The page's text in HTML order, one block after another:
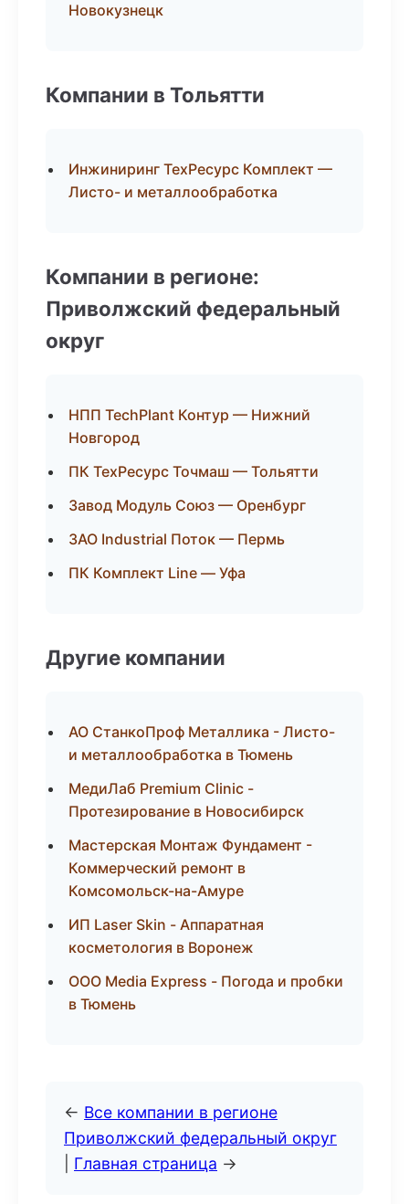
Новокузнецк
Компании в Тольятти
Инжиниринг ТехРесурс Комплект —
Листо- и металлообработка
Компании в регионе:
Приволжский федеральный
округ
НПП TechPlant Контур — Нижний
Новгород
ПК ТехРесурс Точмаш — Тольятти
Завод Модуль Союз — Оренбург
ЗАО Industrial Поток — Пермь
ПК Комплект Line — Уфа
Другие компании
АО СтанкоПроф Металлика - Листо-
и металлообработка в Тюмень
МедиЛаб Premium Clinic -
Протезирование в Новосибирск
Мастерская Монтаж Фундамент -
Коммерческий ремонт в
Комсомольск-на-Амуре
ИП Laser Skin - Аппаратная
косметология в Воронеж
ООО Media Express - Погода и пробки
в Тюмень
← Все компании в регионе
Приволжский федеральный округ
Главная страница →